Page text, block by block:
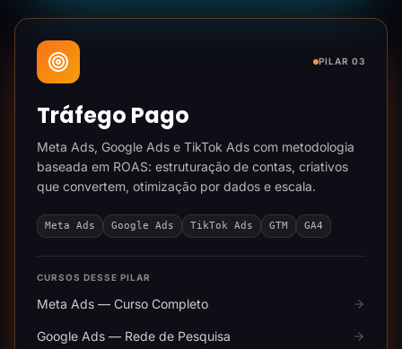
PILAR 03
Tráfego Pago
Meta Ads, Google Ads e TikTok Ads com metodologia
baseada em ROAS: estruturação de contas, criativos
que convertem, otimização por dados e escala.
Meta Ads Google Ads TikTok Ads GTM GA4
CURSOS DESSE PILAR
Meta Ads — Curso Completo
Google Ads — Rede de Pesquisa